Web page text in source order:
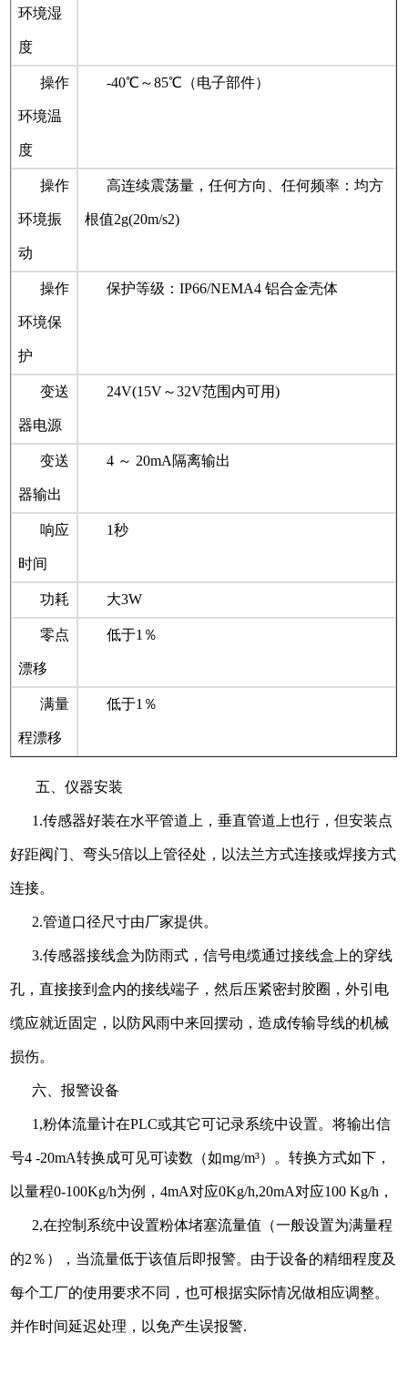
环境湿
度
操作
环境温
度
-40℃～85℃（电子部件）
操作
环境振
动
高连续震荡量，任何方向、任何频率：均方
根值2g(20m/s2)
操作
环境保
护
保护等级：IP66/NEMA4 铝合金壳体
变送
器电源
24V(15V～32V范围内可用)
变送
器输出
4 ～ 20mA隔离输出
响应
时间
1秒
功耗 大3W
零点
漂移
低于1％
满量
程漂移
低于1％
五、仪器安装
1.传感器好装在水平管道上，垂直管道上也行，但安装点
好距阀门、弯头5倍以上管径处，以法兰方式连接或焊接方式
连接。
2.管道口径尺寸由厂家提供。
3.传感器接线盒为防雨式，信号电缆通过接线盒上的穿线
孔，直接接到盒内的接线端子，然后压紧密封胶圈，外引电
缆应就近固定，以防风雨中来回摆动，造成传输导线的机械
损伤。
六、报警设备
1,粉体流量计在PLC或其它可记录系统中设置。将输出信
号4 -20mA转换成可见可读数（如mg/m³）。转换方式如下，
以量程0-100Kg/h为例，4mA对应0Kg/h,20mA对应100 Kg/h，
2,在控制系统中设置粉体堵塞流量值（一般设置为满量程
的2％），当流量低于该值后即报警。由于设备的精细程度及
每个工厂的使用要求不同，也可根据实际情况做相应调整。
并作时间延迟处理，以免产生误报警.